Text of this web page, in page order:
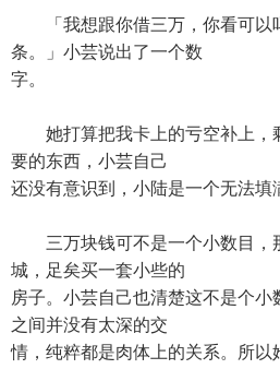
「我想跟你借三万，你看可以
条。」小芸说出了一个数
字。
她打算把我卡上的亏空补上，
要的东西，小芸自己
还没有意识到，小陆是一个无法填
三万块钱可不是一个小数目，
城，足矣买一套小些的
房子。小芸自己也清楚这不是个
之间并没有太深的交
情，纯粹都是肉体上的关系。所以